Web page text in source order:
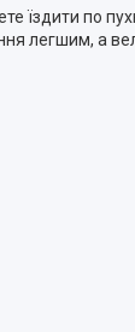
по
легшим, а